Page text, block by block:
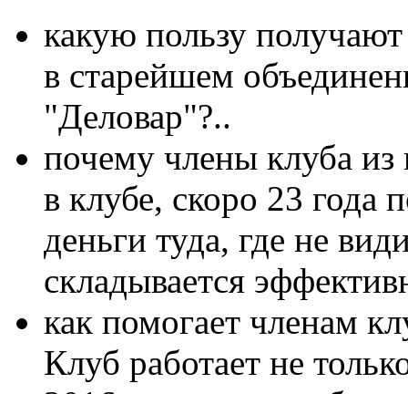
какую пользу
в старейшем
"Деловар"?..
почему члены клуба из
в клубе, скоро 23 года
деньги туда, где не
складывается
как помогает членам
Клуб работает не